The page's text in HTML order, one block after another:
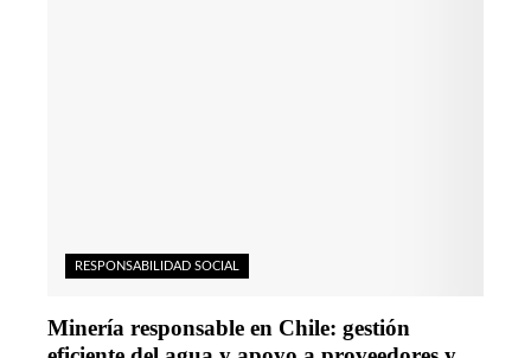
RESPONSABILIDAD SOCIAL
Minería responsable en Chile: gestión